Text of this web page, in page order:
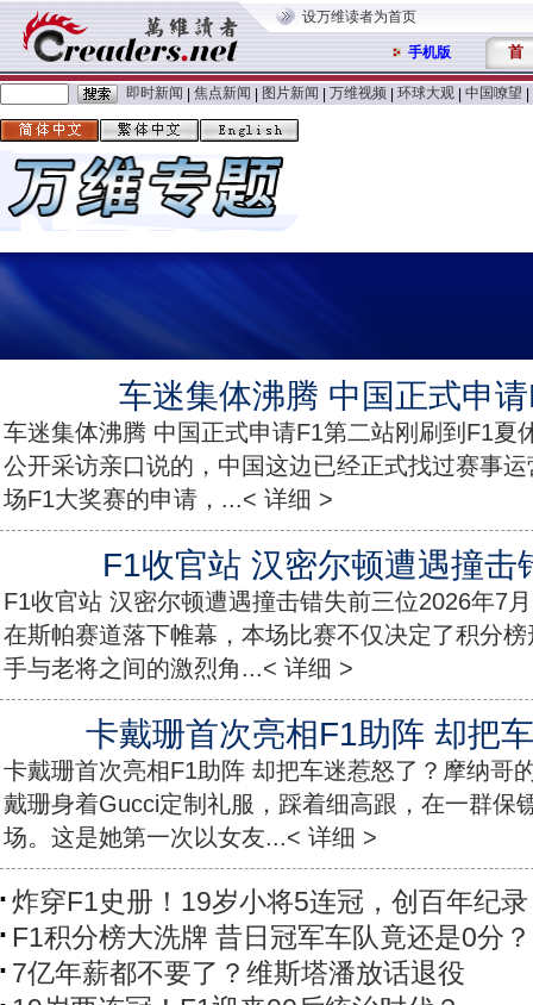
设万维读者为首页
手机版 首
即时新闻 焦点新闻 图片新闻 万维视频 环球大观 中国嘹望
车迷集体沸腾 中国正式申
车迷集体沸腾 中国正式申请F1第二站刚刷到F1夏
公开采访亲口说的，中国这边已经正式找过赛事
场F1大奖赛的申请，...< 详细 >
F1收官站 汉密尔顿遭遇撞击
F1收官站 汉密尔顿遭遇撞击错失前三位2026年7
在斯帕赛道落下帷幕，本场比赛不仅决定了积分
手与老将之间的激烈角...< 详细 >
卡戴珊首次亮相F1助阵 却把
卡戴珊首次亮相F1助阵 却把车迷惹怒了？摩纳哥
戴珊身着Gucci定制礼服，踩着细高跟，在一群保
场。这是她第一次以女友...< 详细 >
炸穿F1史册！19岁小将5连冠，创百年纪录
F1积分榜大洗牌 昔日冠军车队竟还是0分？
7亿年薪都不要了？维斯塔潘放话退役